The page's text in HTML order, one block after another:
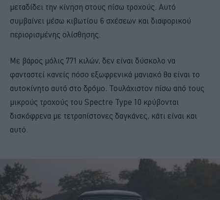
μεταδίδει την κίνηση στους πίσω τροχούς. Αυτό
συμβαίνει μέσω κιβωτίου 6 σχέσεων και διαφορικού
περιορισμένης ολίσθησης.
Με βάρος μόλις 771 κιλών, δεν είναι δύσκολο να
φανταστεί κανείς πόσο εξωφρενικά μανιακό θα είναι το
αυτοκίνητο αυτό στο δρόμο. Τουλάχιστον πίσω από τους
μικρούς τροχούς του Spectre Type 10 κρύβονται
δισκόφρενα με τετραπίστονες δαγκάνες, κάτι είναι και
αυτό.